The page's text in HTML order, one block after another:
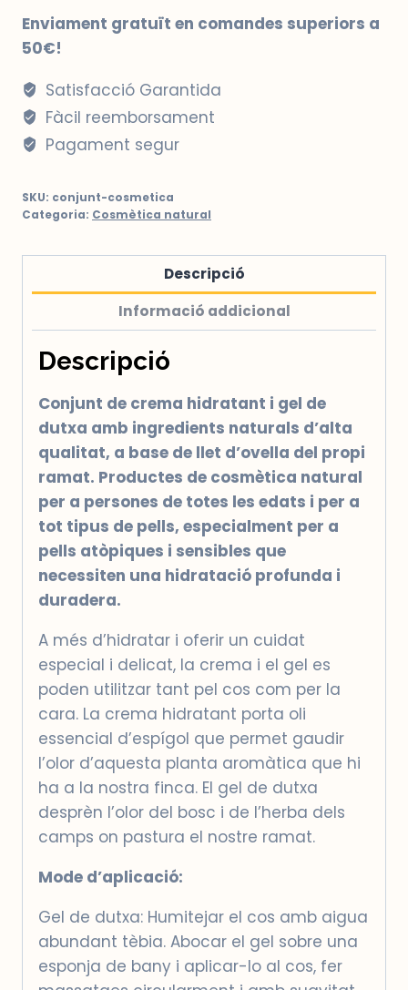
crema
gel
de
dutxa
base
de
Enviament gratuït en comandes superiors a
50€!
Satisfacció Garantida
Fàcil reemborsament
Pagament segur
SKU: conjunt-cosmetica
Categoria: Cosmètica natural
Descripció
Informació addicional
Descripció
Conjunt de crema hidratant i gel de
dutxa amb ingredients naturals d’alta
qualitat, a base de llet d’ovella del propi
ramat. Productes de cosmètica natural
per a persones de totes les edats i per a
tot tipus de pells, especialment per a
pells atòpiques i sensibles que
necessiten una hidratació profunda i
duradera.
A més d’hidratar i oferir un cuidat
especial i delicat, la crema i el gel es
poden utilitzar tant pel cos com per la
cara. La crema hidratant porta oli
essencial d’espígol que permet gaudir
l’olor d’aquesta planta aromàtica que hi
ha a la nostra finca. El gel de dutxa
desprèn l’olor del bosc i de l’herba dels
camps on pastura el nostre ramat.
Mode d’aplicació:
Gel de dutxa: Humitejar el cos amb aigua
abundant tèbia. Abocar el gel sobre una
esponja de bany i aplicar-lo al cos, fer